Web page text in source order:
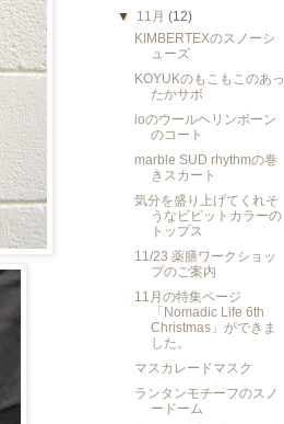
▼ 11月(12)
KIMBERTEXのスノーシ
ューズ
KOYUKのもこもこのあっ
たかサボ
ioのウールヘリンボーン
のコート
marble SUD rhythmの巻
きスカート
気分を盛り上げてくれそ
うなビビットカラーの
トップス
11/23 薬膳ワークショッ
プのご案内
11月の特集ページ
「Nomadic Life 6th
Christmas」ができま
した。
マスカレードマスク
ランタンモチーフのスノ
ードーム